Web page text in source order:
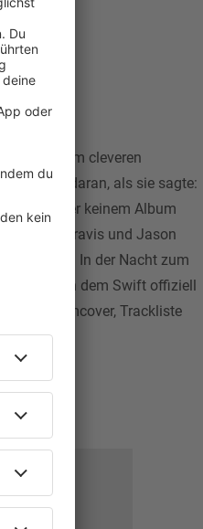
und einem cleveren
gerade daran, als sie sagte:
die bisher keinem Album
Travis und Jason
Cover. In der Nacht zum
in dem Swift offiziell
mit Albumcover, Trackliste